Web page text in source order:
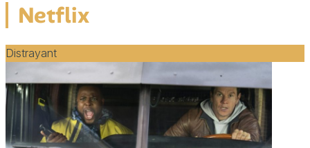
Netflix
Distrayant